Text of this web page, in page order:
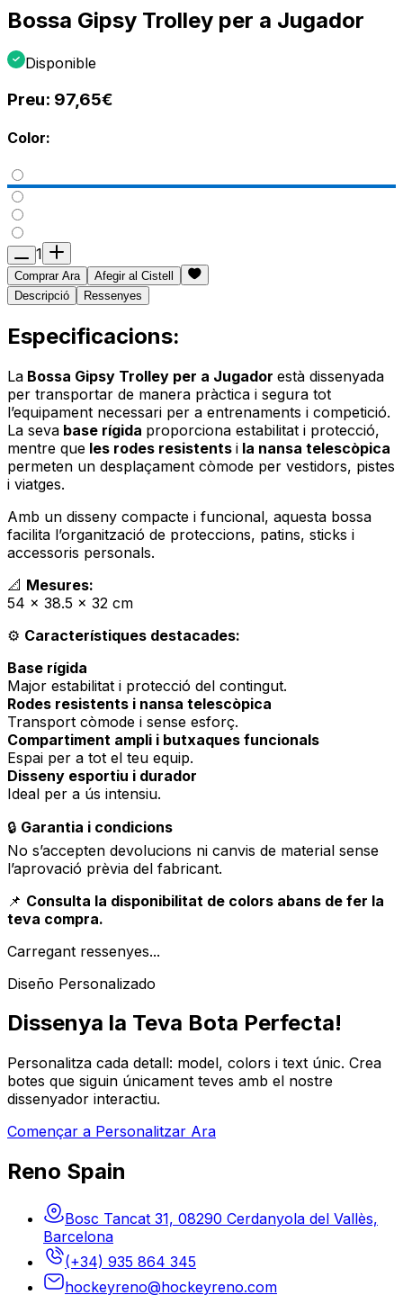
Bossa Gipsy Trolley per a Jugador
Disponible
Preu: 97,65€
Color:
1
Comprar Ara
Afegir al Cistell
Descripció
Ressenyes
Especificacions:
La Bossa Gipsy Trolley per a Jugador està dissenyada
per transportar de manera pràctica i segura tot
l’equipament necessari per a entrenaments i competició.
La seva base rígida proporciona estabilitat i protecció,
mentre que les rodes resistents i la nansa telescòpica
permeten un desplaçament còmode per vestidors, pistes
i viatges.
Amb un disseny compacte i funcional, aquesta bossa
facilita l’organització de proteccions, patins, sticks i
accessoris personals.
📐 Mesures:
54 × 38.5 × 32 cm
⚙️ Característiques destacades:
Base rígida
Major estabilitat i protecció del contingut.
Rodes resistents i nansa telescòpica
Transport còmode i sense esforç.
Compartiment ampli i butxaques funcionals
Espai per a tot el teu equip.
Disseny esportiu i durador
Ideal per a ús intensiu.
🔒 Garantia i condicions
No s’accepten devolucions ni canvis de material sense
l’aprovació prèvia del fabricant.
📌 Consulta la disponibilitat de colors abans de fer la
teva compra.
Carregant ressenyes...
Diseño Personalizado
Dissenya la Teva Bota Perfecta!
Personalitza cada detall: model, colors i text únic. Crea
botes que siguin únicament teves amb el nostre
dissenyador interactiu.
Començar a Personalitzar Ara
Reno Spain
Bosc Tancat 31, 08290 Cerdanyola del Vallès,
Barcelona
(+34) 935 864 345
hockeyreno@hockeyreno.com